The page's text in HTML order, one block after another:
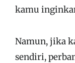
kamu
Namun, jika
sendiri,